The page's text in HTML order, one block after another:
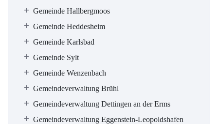
Gemeinde Hallbergmoos
Gemeinde Heddesheim
Gemeinde Karlsbad
Gemeinde Sylt
Gemeinde Wenzenbach
Gemeindeverwaltung Brühl
Gemeindeverwaltung Dettingen an der Erms
Gemeindeverwaltung Eggenstein-Leopoldshafen